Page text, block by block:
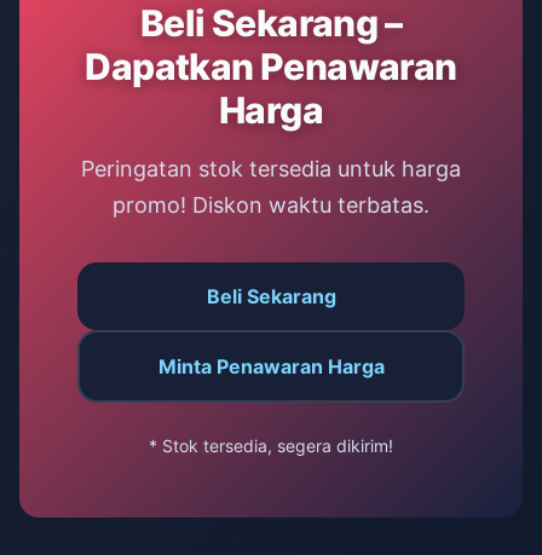
Beli Sekarang –
Dapatkan Penawaran
Harga
Peringatan stok tersedia untuk harga
promo! Diskon waktu terbatas.
Beli Sekarang
Minta Penawaran Harga
* Stok tersedia, segera dikirim!